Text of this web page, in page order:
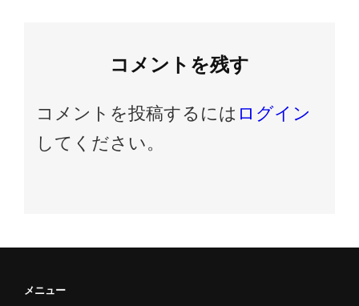
コメントを残す
コメントを投稿するには ログイン
してください。
メニュー